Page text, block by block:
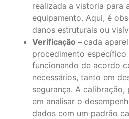
realizada a vistoria para
equipamento. Aqui, é
danos estruturais ou
Verificação – cada
procedimento específico
funcionando de acordo
necessários, tanto em
segurança. A
em analisar o
dados com um padrão